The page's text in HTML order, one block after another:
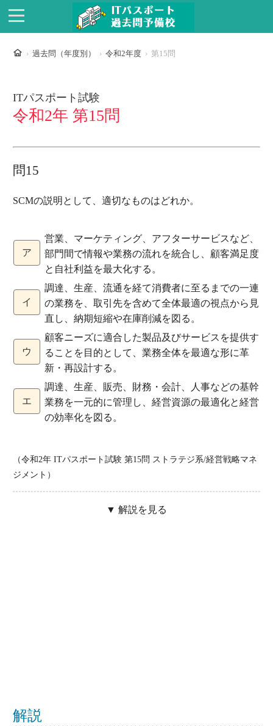
ホーム
過去問（年度別） 令和2年度 第15問
ITパスポート試験
令和2年 第15問
問15
SCMの説明として、適切なものはどれか。
ア
営業、マーケティング、アフターサービスなど、
部門間で情報や業務の流れを統合し、顧客満足度
と自社利益を最大化する。
イ
調達、生産、流通を経て消費者に至るまでの一連
の業務を、取引先を含めて全体最適の視点から見
直し、納期短縮や在庫削減を図る。
ウ
顧客ニーズに適合した製品及びサービスを提供す
ることを目的として、業務全体を最適な形に革
新・再設計する。
エ
調達、生産、販売、財務・会計、人事などの基幹
業務を一元的に管理し、経営資源の最適化と経営
の効率化を図る。
（令和2年 ITパスポート試験 第15問 ストラテジ系/経営戦略マネ
ジメント）
▼ 解説を見る
解説